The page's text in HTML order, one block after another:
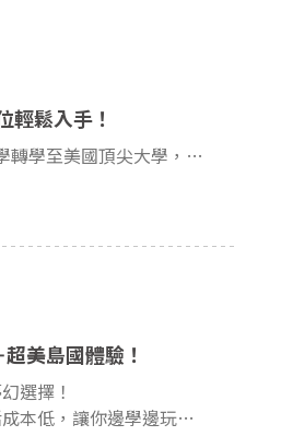
鬆入手！
🎓實現名校夢想🌟美國2+2大學橋~省費直達名牌大學！從社區大學轉學至美國頂尖大學，節省費用，享受全方位學術與生活輔導🏫精心規劃學習路徑 💼名校畢業生專業指導 👍高性價比留學選擇
美島國體驗！
選擇！
你邊學邊玩、收穫滿滿~